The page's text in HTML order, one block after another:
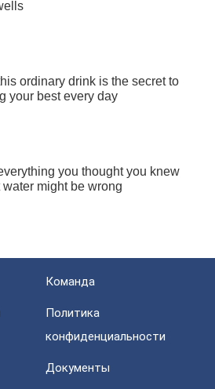
Команда
Политика
конфиденциальности
Документы